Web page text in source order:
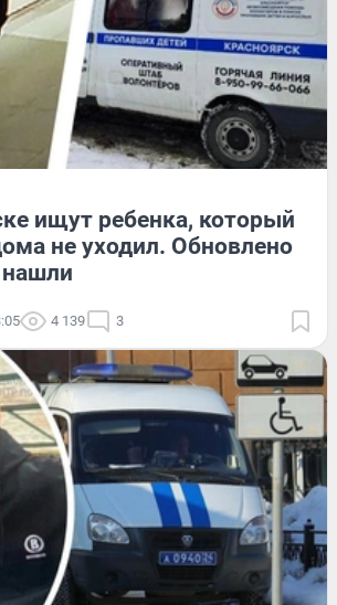
ищут ребенка, который
не уходил. Обновлено
4 139 3